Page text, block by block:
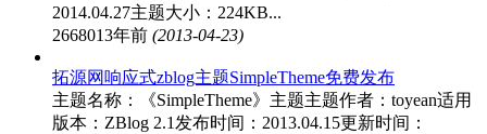
2014.04.27主题大小：224KB...
2668013年前 (2013-04-23)
拓源网响应式zblog主题SimpleTheme免费发布
主题名称：《SimpleTheme》主题主题作者：toyean适用
版本：ZBlog 2.1发布时间：2013.04.15更新时间：